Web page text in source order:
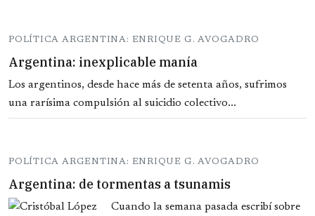
POLÍTICA ARGENTINA: ENRIQUE G. AVOGADRO
Argentina: inexplicable manía
Los argentinos, desde hace más de setenta años, sufrimos
una rarísima compulsión al suicidio colectivo...
POLÍTICA ARGENTINA: ENRIQUE G. AVOGADRO
Argentina: de tormentas a tsunamis
Cuando la semana pasada escribí sobre